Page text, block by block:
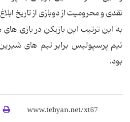
نقدی و محرومیت از دوبازی از تاریخ
به این ترتیب این بازیکن در بازی
تیم پرسپولیس برابر تیم های
بود.